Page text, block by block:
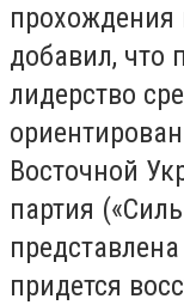
прохождения
добавил, что
лидерство
Восточной
партия
придется